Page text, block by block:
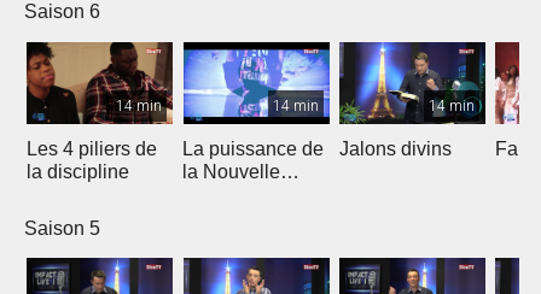
Saison 6
14 min
Les 4 piliers de
la discipline
14 min
La puissance de
la Nouvelle
14 min
Jalons divins
Saison 5